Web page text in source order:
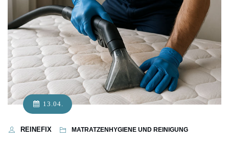
13.04.
REINEFIX MATRATZENHYGIENE UND REINIGUNG